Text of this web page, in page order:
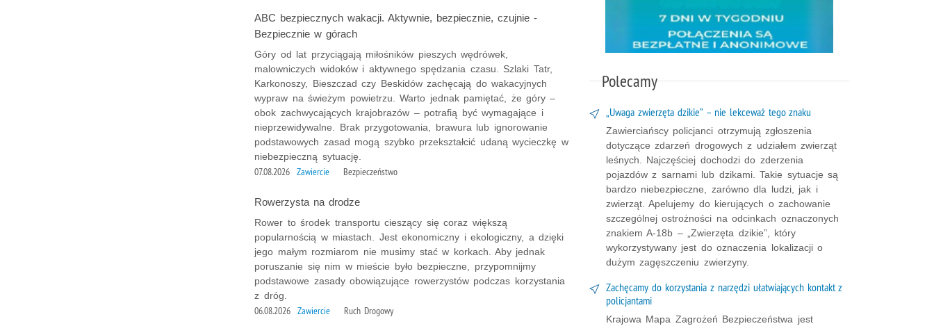
ABC bezpiecznych wakacji. Aktywnie, bezpiecznie, czujnie -
Bezpiecznie w górach
Góry od lat przyciągają miłośników pieszych wędrówek,
malowniczych widoków i aktywnego spędzania czasu. Szlaki Tatr,
Karkonoszy, Bieszczad czy Beskidów zachęcają do wakacyjnych
wypraw na świeżym powietrzu. Warto jednak pamiętać, że góry –
obok zachwycających krajobrazów – potrafią być wymagające i
nieprzewidywalne. Brak przygotowania, brawura lub ignorowanie
podstawowych zasad mogą szybko przekształcić udaną wycieczkę w
niebezpieczną sytuację.
07.08.2026 Zawiercie Bezpieczeństwo
Rowerzysta na drodze
Rower to środek transportu cieszący się coraz większą
popularnością w miastach. Jest ekonomiczny i ekologiczny, a dzięki
jego małym rozmiarom nie musimy stać w korkach. Aby jednak
poruszanie się nim w mieście było bezpieczne, przypomnijmy
podstawowe zasady obowiązujące rowerzystów podczas korzystania
z dróg.
06.08.2026 Zawiercie Ruch Drogowy
Polecamy
„Uwaga zwierzęta dzikie” – nie lekceważ tego znaku
Zawierciańscy policjanci otrzymują zgłoszenia
dotyczące zdarzeń drogowych z udziałem zwierząt
leśnych. Najczęściej dochodzi do zderzenia
pojazdów z sarnami lub dzikami. Takie sytuacje są
bardzo niebezpieczne, zarówno dla ludzi, jak i
zwierząt. Apelujemy do kierujących o zachowanie
szczególnej ostrożności na odcinkach oznaczonych
znakiem A-18b – „Zwierzęta dzikie”, który
wykorzystywany jest do oznaczenia lokalizacji o
dużym zagęszczeniu zwierzyny.
Zachęcamy do korzystania z narzędzi ułatwiających kontakt z
policjantami
Krajowa Mapa Zagrożeń Bezpieczeństwa jest